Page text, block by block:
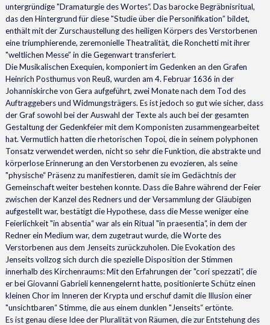
untergründige "Dramaturgie des Wortes“. Das barocke Begräbnisritual,
das den Hintergrund für diese "Studie über die Personifikation” bildet,
enthält mit der Zurschaustellung des heiligen Körpers des Verstorbenen
eine triumphierende, zeremonielle Theatralität, die Ronchetti mit ihrer
"weltlichen Messe” in die Gegenwart transferiert.
Die Musikalischen Exequien, komponiert im Gedenken an den Grafen
Heinrich Posthumus von Reuß, wurden am 4. Februar 1636 in der
Johanniskirche von Gera aufgeführt, zwei Monate nach dem Tod des
Auftraggebers und Widmungsträgers. Es ist jedoch so gut wie sicher, dass
der Graf sowohl bei der Auswahl der Texte als auch bei der gesamten
Gestaltung der Gedenkfeier mit dem Komponisten zusammengearbeitet
hat. Vermutlich hatten die rhetorischen Topoi, die in seinem polyphonen
Tonsatz verwendet werden, nicht so sehr die Funktion, die abstrakte und
körperlose Erinnerung an den Verstorbenen zu evozieren, als seine
"physische“ Präsenz zu manifestieren, damit sie im Gedächtnis der
Gemeinschaft weiter bestehen konnte. Dass die Bahre während der Feier
zwischen der Kanzel des Redners und der Versammlung der Gläubigen
aufgestellt war, bestätigt die Hypothese, dass die Messe weniger eine
Feierlichkeit "in absentia“ war als ein Ritual "in praesentia“, in dem der
Redner ein Medium war, dem zugetraut wurde, die Worte des
Verstorbenen aus dem Jenseits zurückzuholen. Die Evokation des
Jenseits vollzog sich durch die spezielle Disposition der Stimmen
innerhalb des Kirchenraums: Mit den Erfahrungen der "cori spezzati“, die
er bei Giovanni Gabrieli kennengelernt hatte, positionierte Schütz einen
kleinen Chor im Inneren der Krypta und erschuf damit die Illusion einer
"unsichtbaren“ Stimme, die aus einem dunklen "Jenseits“ ertönte.
Es ist genau diese Idee der Pluralität von Räumen, die zur Entstehung des